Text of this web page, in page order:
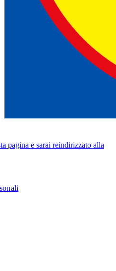
pagina e sarai reindirizzato alla